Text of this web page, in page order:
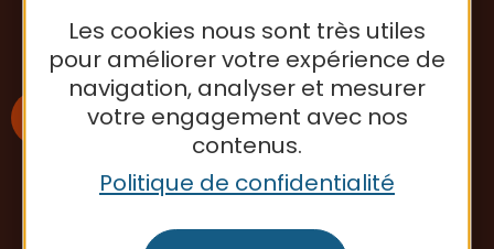
Les cookies nous sont très utiles
pour améliorer votre expérience de
navigation, analyser et mesurer
votre engagement avec nos
contenus.
Politique de confidentialité
Contactez-nous
S'inscrire à la newsletter